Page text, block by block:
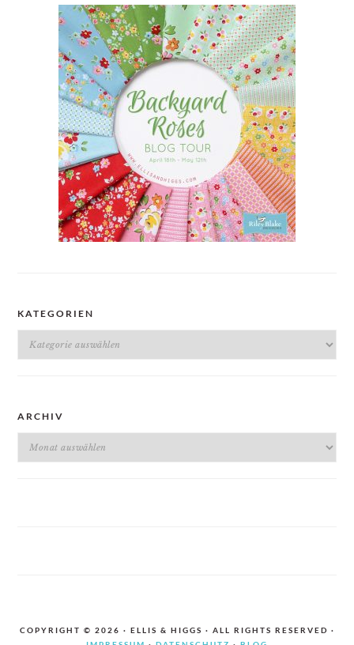
KATEGORIEN
Kategorien
ARCHIV
Archiv
COPYRIGHT © 2026 · ELLIS & HIGGS · ALL RIGHTS RESERVED ·